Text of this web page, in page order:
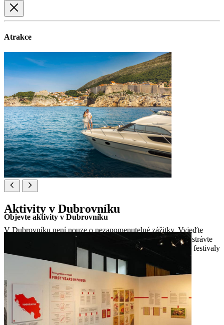
Atrakce
Aktivity v Dubrovníku
V Dubrovníku není nouze o nezapomenutelné zážitky. Vyjeďte
lanovkou na horu Srđ, vydejte se na Elafitské ostrovy nebo strávte
den na Lokrumu. Od koncertů v Rektorském paláci po živé festivaly
– Dubrovník nabízí zážitky, které oživují kulturu i pobřeží.
Objevte aktivity v Dubrovníku